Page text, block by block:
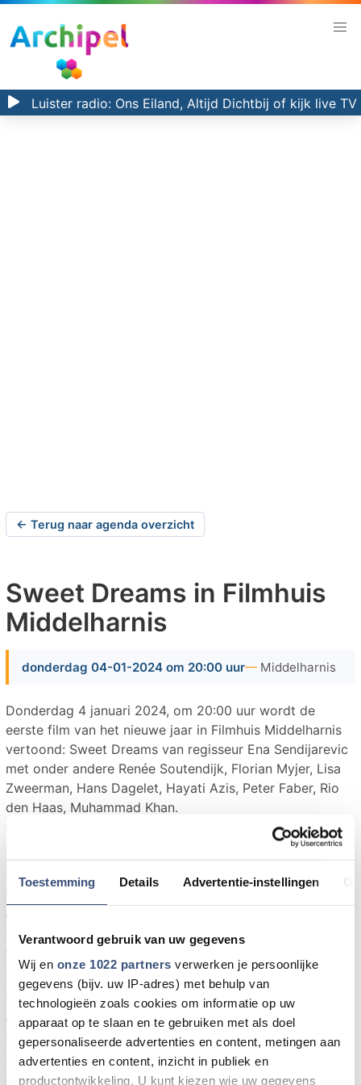
Toestemming Details Advertentie-instellingen
Verantwoord gebruik van uw gegevens
Wij en onze 1022 partners verwerken je persoonlijke
gegevens (bijv. uw IP-adres) met behulp van
technologieën zoals cookies om informatie op uw
apparaat op te slaan en te gebruiken met als doel
gepersonaliseerde advertenties en content, metingen aan
advertenties en content, inzicht in publiek en
productontwikkeling. U kunt kiezen wie uw gegevens
Luister radio: Ons Eiland, Altijd Dichtbij of kijk live TV
← Terug naar agenda overzicht
Sweet Dreams in Filmhuis
Middelharnis
donderdag 04-01-2024 om 20:00 uur Middelharnis
Donderdag 4 januari 2024, om 20:00 uur wordt de
eerste film van het nieuwe jaar in Filmhuis Middelharnis
vertoond: Sweet Dreams van regisseur Ena Sendijarevic
met onder andere Renée Soutendijk, Florian Myjer, Lisa
Zweerman, Hans Dagelet, Hayati Azis, Peter Faber, Rio
den Haas, Muhammad Khan.
Op een afgelegen Indonesisch eiland, tijdens de
plotseling dood neer voor de ogen van zijn vrouw
Agathe (Renée Soutendijk). Hun vervreemde zoon
Cornelis (Florian Myjer) en zijn hoogzwangere
vrouw Josefien (Lisa Zweerman) arriveren vanuit
Nederland om het familiebedrijf over te nemen. Tot
ieders ontzetting blijkt Jans concubine Siti (Hayati
Aziz) een sleutelrol in zijn testament te vervullen. Te
midden van een opstand van de Indonesische
arbeiders, begint een kat-en-muis-spel waar
niemand heelhuids uit zal komen. Sweet Dreams